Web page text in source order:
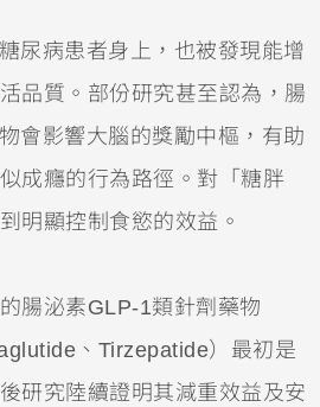
尿病患者身上，也被發現能增
品質。部份研究甚至認為，腸
會影響大腦的獎勵中樞，有助
成癮的行為路徑。對「糖胖
明顯控制食慾的效益。
腸泌素GLP-1類針劑藥物
、Tirzepatide）最初是
研究陸續證明其減重效益及安